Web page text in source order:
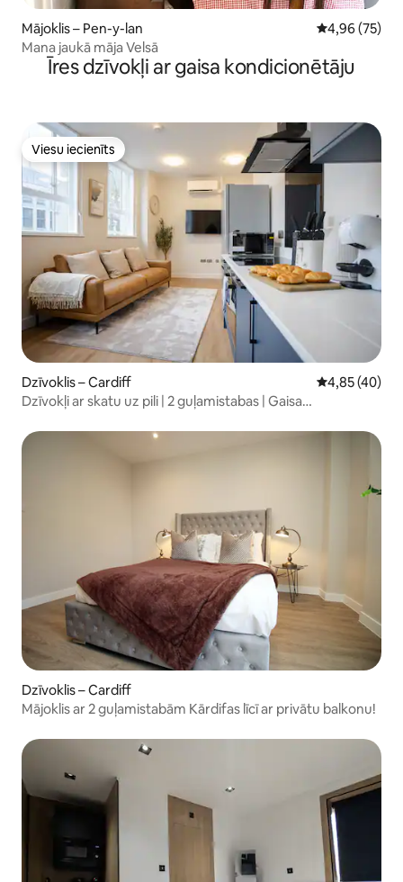
Mājoklis – Pen-y-lan Vidējais
4,96 (75)
Mana jaukā māja Velsā
Īres dzīvokļi ar gaisa kondicionētāju
Viesu iecienīts
Viesu iecienīts
Dzīvoklis – Cardiff Vidējais
4,85 (40)
Dzīvokļi ar skatu uz pili | 2 guļamistabas | Gaisa
Dzīvoklis – Cardiff
Mājoklis ar 2 guļamistabām Kārdifas līcī ar privātu balkonu!